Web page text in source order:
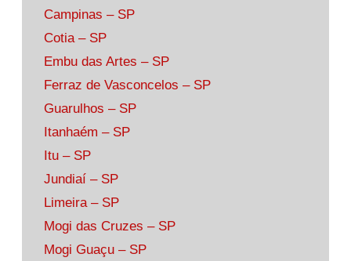
Campinas – SP
Cotia – SP
Embu das Artes – SP
Ferraz de Vasconcelos – SP
Guarulhos – SP
Itanhaém – SP
Itu – SP
Jundiaí – SP
Limeira – SP
Mogi das Cruzes – SP
Mogi Guaçu – SP